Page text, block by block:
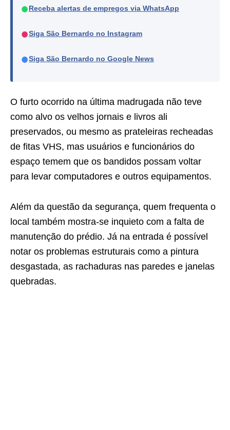
● Receba alertas de empregos via WhatsApp
●Siga São Bernardo no Instagram
●Siga São Bernardo no Google News
O furto ocorrido na última madrugada não teve
como alvo os velhos jornais e livros ali
preservados, ou mesmo as prateleiras recheadas
de fitas VHS, mas usuários e funcionários do
espaço temem que os bandidos possam voltar
para levar computadores e outros equipamentos.
Além da questão da segurança, quem frequenta o
local também mostra-se inquieto com a falta de
manutenção do prédio. Já na entrada é possível
notar os problemas estruturais como a pintura
desgastada, as rachaduras nas paredes e janelas
quebradas.